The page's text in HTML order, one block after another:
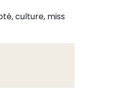
culture, miss